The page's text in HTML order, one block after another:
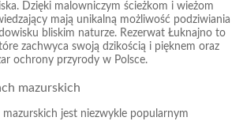
Dzięki malowniczym ścieżkom i wieżom
mają unikalną możliwość podziwiania
bliskim naturze. Rezerwat Łuknajno to
zachwyca swoją dzikością i pięknem oraz
ochrony przyrody w Polsce.
mazurskich
mazurskich jest niezwykle popularnym